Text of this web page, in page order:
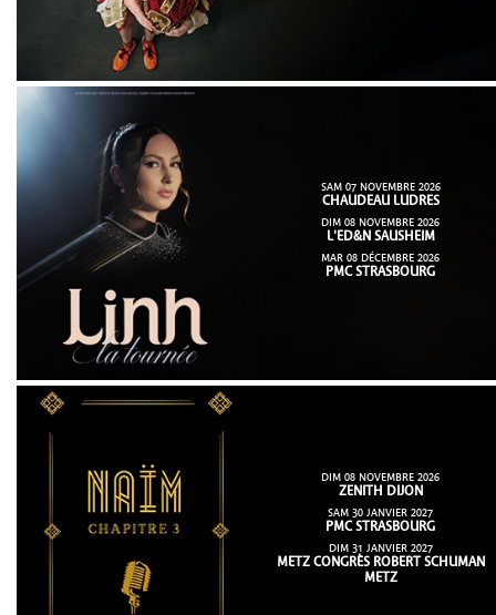
SAM 07 NOVEMBRE 2026
CHAUDEAU LUDRES
DIM 08 NOVEMBRE 2026
L'ED&N SAUSHEIM
MAR 08 DÉCEMBRE 2026
PMC STRASBOURG
DIM 08 NOVEMBRE 2026
ZENITH DIJON
SAM 30 JANVIER 2027
PMC STRASBOURG
DIM 31 JANVIER 2027
METZ CONGRÈS ROBERT SCHUMAN
METZ